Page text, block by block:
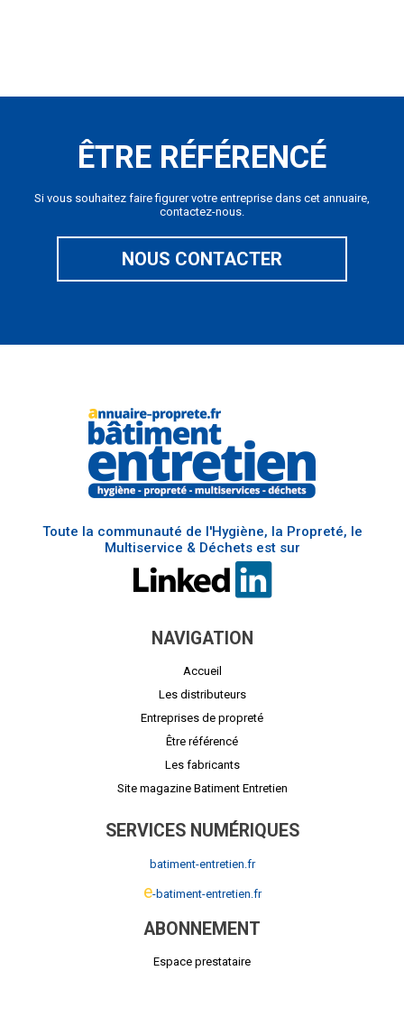
ÊTRE RÉFÉRENCÉ
Si vous souhaitez faire figurer votre entreprise dans cet annuaire,
contactez-nous.
NOUS CONTACTER
Toute la communauté de l'Hygiène, la Propreté, le
Multiservice & Déchets est sur
NAVIGATION
Accueil
Les distributeurs
Entreprises de propreté
Être référencé
Les fabricants
Site magazine Batiment Entretien
SERVICES NUMÉRIQUES
batiment-entretien.fr
e-batiment-entretien.fr
ABONNEMENT
Espace prestataire